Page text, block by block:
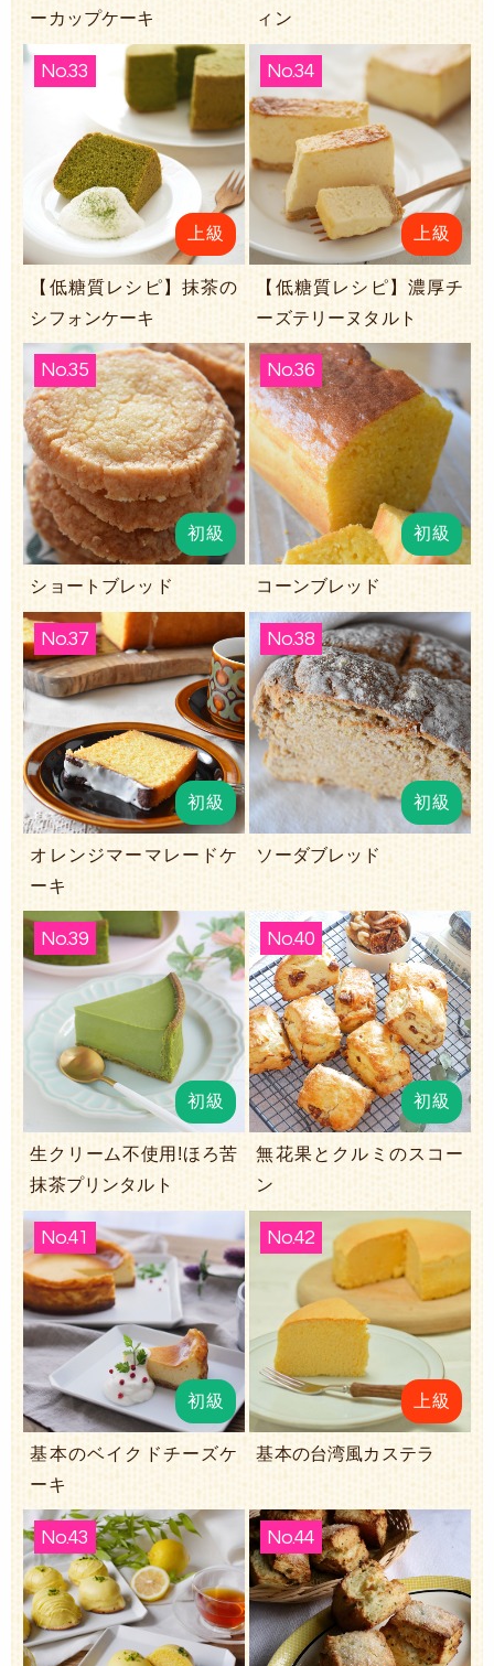
ーカップケーキ
ィン
No.33
上級
【低糖質レシピ】抹茶の
シフォンケーキ
No.34
上級
【低糖質レシピ】濃厚チ
ーズテリーヌタルト
No.35
初級
ショートブレッド
No.36
初級
コーンブレッド
No.37
初級
オレンジマーマレードケ
ーキ
No.38
初級
ソーダブレッド
No.39
初級
生クリーム不使用!ほろ苦
抹茶プリンタルト
No.40
初級
無花果とクルミのスコー
ン
No.41
初級
基本のベイクドチーズケ
ーキ
No.42
上級
基本の台湾風カステラ
No.43 No.44